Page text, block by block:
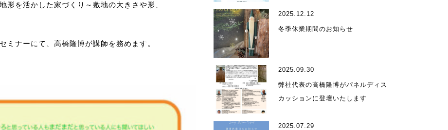
プロフィール
－PROFILE
実績・受賞歴
形を活かした家づくり～敷地の大きさや形、
ミナーにて、高橋隆博が講師を務めます。
2025.12.12
冬季休業期間のお知らせ
2025.09.30
弊社代表の高橋隆博がパネルディス
カッションに登壇いたします
2025.07.29